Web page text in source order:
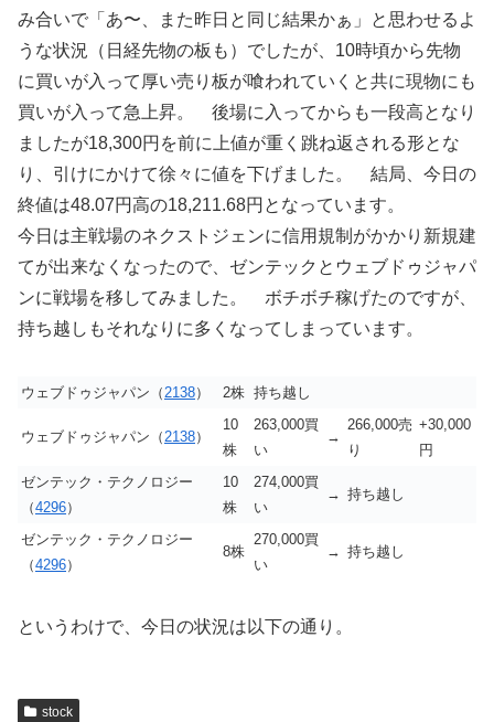
み合いで「あ〜、また昨日と同じ結果かぁ」と思わせるよ
うな状況（日経先物の板も）でしたが、10時頃から先物
に買いが入って厚い売り板が喰われていくと共に現物にも
買いが入って急上昇。 後場に入ってからも一段高となり
ましたが18,300円を前に上値が重く跳ね返される形とな
り、引けにかけて徐々に値を下げました。 結局、今日の
終値は48.07円高の18,211.68円となっています。
今日は主戦場のネクストジェンに信用規制がかかり新規建
てが出来なくなったので、ゼンテックとウェブドゥジャパ
ンに戦場を移してみました。 ボチボチ稼げたのですが、
持ち越しもそれなりに多くなってしまっています。
ウェブドゥジャパン（ 2138） 2株 持ち越し
ウェブドゥジャパン（ 2138）
10
株
263,000買
い
→
266,000売
り
+30,000
円
ゼンテック・テクノロジー
（4296）
10
株
274,000買
い
→ 持ち越し
ゼンテック・テクノロジー
（4296）
8株
270,000買
い
→ 持ち越し
というわけで、今日の状況は以下の通り。
stock